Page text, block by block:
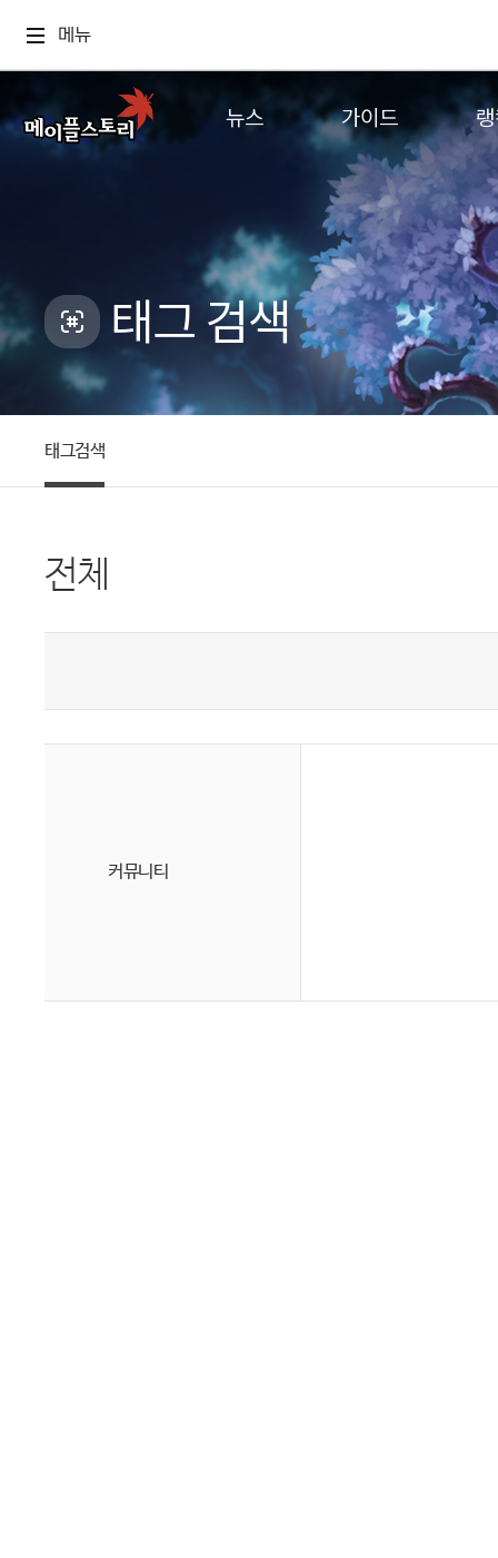
메뉴
뉴스
업데이트
이벤트
캐시샵 공지
메이플 알림판
with maple
가이드
게임정보
직업소개
확률형 아이템
NEXON NOW
추가정보
월드
컨텐
태그 검색
태그검색
전체
커뮤니티